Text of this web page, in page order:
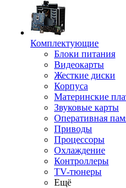
Комплектующие
Блоки питания
Видеокарты
Жесткие диски
Корпуса
Материнские
Звуковые карты
Оперативная
Приводы
Процессоры
Охлаждение
Контроллеры
TV-тюнеры
Ещё